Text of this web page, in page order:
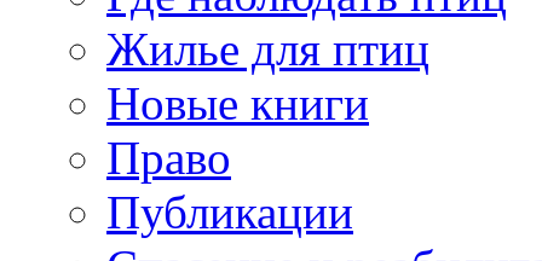
Жилье для птиц
Новые книги
Право
Публикации